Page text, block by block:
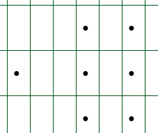
● ●
● ● ●
● ●